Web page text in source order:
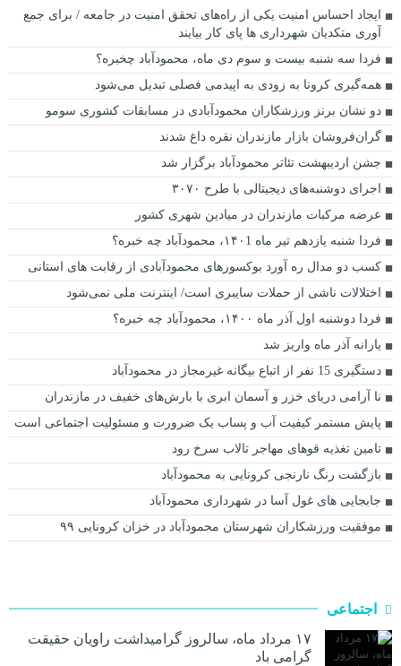
ایجاد احساس امنیت یکی از راه‌های تحقق امنیت در جامعه / برای جمع
آوری متکدیان شهرداری ها پای کار بیایند
فردا سه شنبه بیست و سوم دی ماه، محمودآباد چخبره؟
همه‌گیری کرونا به زودی به اپیدمی فصلی تبدیل می‌شود
دو‌ نشان برنز ورزشکاران محمودآبادی در مسابقات کشوری سومو
گران‌فروشان بازار مازندران نقره داغ شدند
جشن اردیبهشت تئاتر محمودآباد برگزار شد
اجرای دوشنبه‌های دیجیتالی با طرح ۳۰۷۰
عرضه مرکبات مازندران در میادین شهری کشور
فردا شنبه یازدهم تیر ماه ۱۴۰1، محمودآباد چه خبره؟
کسب دو مدال ره آورد بوکسورهای محمودآبادی از رقابت های استانی
اختلالات ناشی از حملات سایبری است/ اینترنت ملی نمی‌شود
فردا دوشنبه اول آذر ماه ۱۴۰۰، محمودآباد چه خبره؟
یارانه آذر ماه واریز شد
دستگیری 15 نفر از اتباع بیگانه غیرمجاز در محمودآباد
نا آرامی دریای خزر و آسمان ابری با بارش‌های خفیف در مازندران
پایش مستمر کیفیت آب و پساب یک ضرورت و مسئولیت اجتماعی است
تامین تغذیه قوهای مهاجر تالاب سرخ رود
بازگشت رنگ نارنجی كرونايی به محمودآباد
جابجایی های غول آسا در شهرداری محمودآباد
موفقیت ورزشکاران شهرستان محمودآباد در خزان کرونایی ۹۹
اجتماعی
۱۷ مرداد ماه، سالروز گرامیداشت راویان حقیقت
گرامی باد